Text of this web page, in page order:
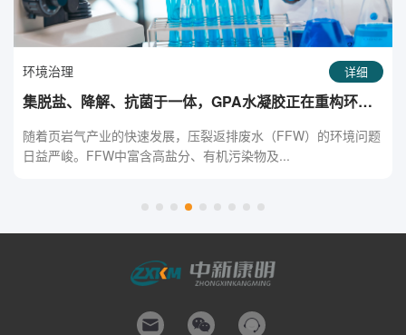
环境治理 详细
集脱盐、降解、抗菌于一体，GPA水凝胶正在重构环保
随着页岩气产业的快速发展，压裂返排废水（FFW）的环境问题
日益严峻。FFW中富含高盐分、有机污染物及...